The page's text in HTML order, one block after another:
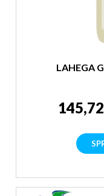
LAHEGA